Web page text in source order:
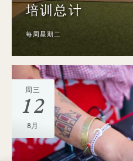
培训总计
每周星期二
周三
12
8月